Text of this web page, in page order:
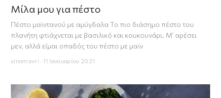
Μίλα μου για πέστο
Πέστο μαϊντανού με αμύγδαλα Το πιο διάσημο πέστο του
πλανήτη φτιάχνεται με βασιλικό και κουκουνάρι. Μ’ αρέσει
μεν, αλλά είμαι οπαδός του πέστο με μαϊν
xinomavri · 11 Ιανουαρίου 2021